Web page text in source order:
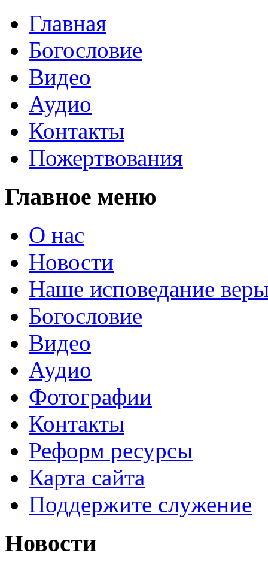
Главная
Богословие
Видео
Аудио
Контакты
Пожертвования
Главное меню
О нас
Новости
Наше исповедание
Богословие
Видео
Аудио
Фотографии
Контакты
Реформ ресурсы
Карта сайта
Поддержите служение
Новости